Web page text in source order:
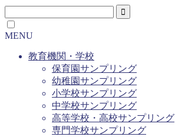
MENU
教育機関・学校
保育園サンプリング
幼稚園サンプリング
小学校サンプリング
中学校サンプリング
高等学校・高校サンプリング
専門学校サンプリング